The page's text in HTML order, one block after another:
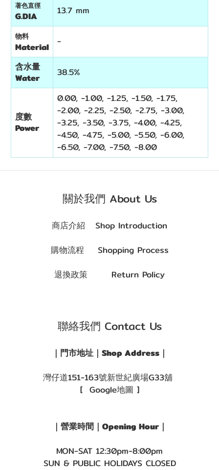
著色直徑
G.DIA 13.7 mm
物料
Material
-
含水量
Water
38.5%
度數
Power
0.00, -1.00, -1.25, -1.50, -1.75,
-2.00, -2.25, -2.50, -2.75, -3.00,
-3.25, -3.50, -3.75, -4.00, -4.25,
-4.50, -4.75, -5.00, -5.50, -6.00,
-6.50, -7.00, -7.50, -8.00
關於我們 About Us
商店介紹 Shop Introduction
購物流程 Shopping Process
退換政策 Return Policy
聯絡我們 Contact Us
｜門市地址｜Shop Address｜
灣仔道151-163號新世紀廣場G33舖
[ Google地圖 ]
｜營業時間｜Opening Hour｜
MON-SAT 12:30pm-8:00pm
SUN & PUBLIC HOLIDAYS CLOSED